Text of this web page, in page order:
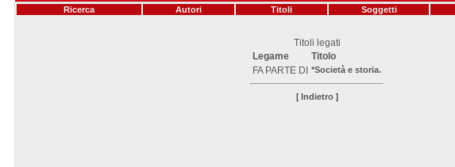
Ricerca Autori Titoli Soggetti
Titoli legati
Legame
Titolo
FA PARTE DI *Società e storia.
[ Indietro]